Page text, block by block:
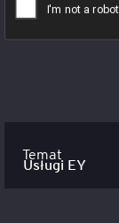
Temat